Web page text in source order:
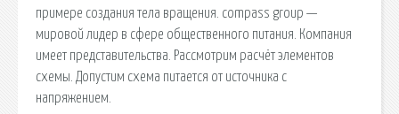
примере создания тела вращения. compass group —
мировой лидер в сфере общественного питания. Компания
имеет представительства. Рассмотрим расчёт элементов
схемы. Допустим схема питается от источника с
напряжением.